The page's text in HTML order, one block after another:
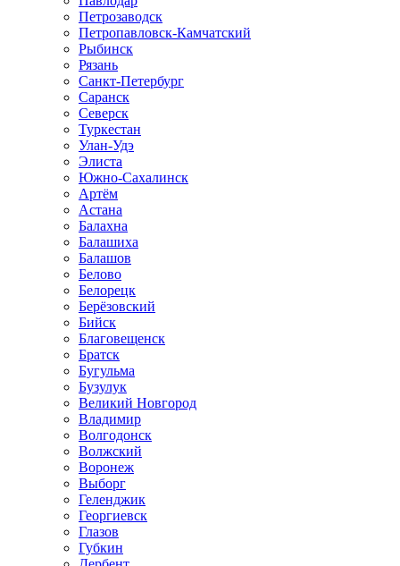
Петрозаводск
Петропавловск-Камчатский
Рыбинск
Рязань
Санкт-Петербург
Саранск
Северск
Туркестан
Улан-Удэ
Элиста
Южно-Сахалинск
Артём
Астана
Балахна
Балашиха
Балашов
Белово
Белорецк
Берёзовский
Бийск
Благовещенск
Братск
Бугульма
Бузулук
Великий Новгород
Владимир
Волгодонск
Волжский
Воронеж
Выборг
Геленджик
Георгиевск
Глазов
Губкин